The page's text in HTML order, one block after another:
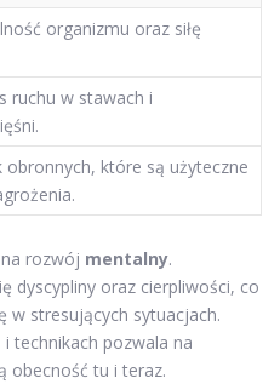
organizmu oraz siłę
ruchu w stawach i
obronnych, które są użyteczne
rozwój mentalny.
dyscypliny oraz cierpliwości, co
w stresujących sytuacjach.
technikach pozwala na
obecność tu i teraz.